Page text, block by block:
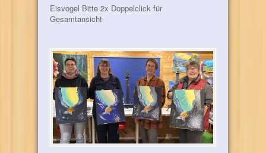
Eisvogel Bitte 2x Doppelclick für
Gesamtansicht